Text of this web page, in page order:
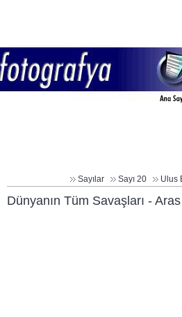
Sayılar Sayı 20 Ulus
Dünyanın Tüm Savaşları -